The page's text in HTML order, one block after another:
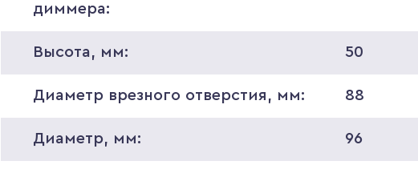
диммера:
Высота, мм: 50
Диаметр врезного отверстия, мм: 88
Диаметр, мм: 96